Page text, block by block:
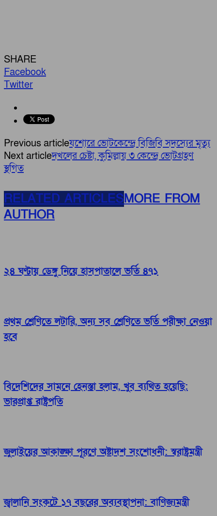
SHARE
Facebook
Twitter
Previous articleযশোরে ভোটকেন্দ্রে বিজিবি সদস্যের মৃত্যু
Next articleদখলের চেষ্টা, কুমিল্লায় ৩ কেন্দ্রে ভোটগ্রহণ
স্থগিত
RELATED ARTICLESMORE FROM
AUTHOR
২৪ ঘণ্টায় ডেঙ্গু নিয়ে হাসপাতালে ভর্তি ৪৭১
প্রথম শ্রেণিতে লটারি, অন্য সব শ্রেণিতে ভর্তি পরীক্ষা নেওয়া
হবে
বিদেশিদের সামনে হেনস্তা হলাম, খুব ব্যথিত হয়েছি:
ভারপ্রাপ্ত রাষ্ট্রপতি
জুলাইয়ের আকাঙ্ক্ষা পূরণে অষ্টাদশ সংশোধনী: স্বরাষ্ট্রমন্ত্রী
জ্বালানি সংকটে ১৭ বছরের অব্যবস্থাপনা: বাণিজ্যমন্ত্রী